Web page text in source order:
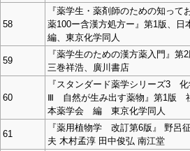
58
『薬学生・薬剤師のための知って
薬100ー含漢方処方ー』第1版、日
編、東京化学同人
59
『薬学生のための漢方薬入門』第
三巻祥浩、廣川書店
60
『スタンダード薬学シリーズ3
Ⅲ 自然が生み出す薬物』第1版
本薬学会 編 東京化学同人
61
『薬用植物学 改訂第6版』 野呂
夫 木村孟淳 田中俊弘 南江堂